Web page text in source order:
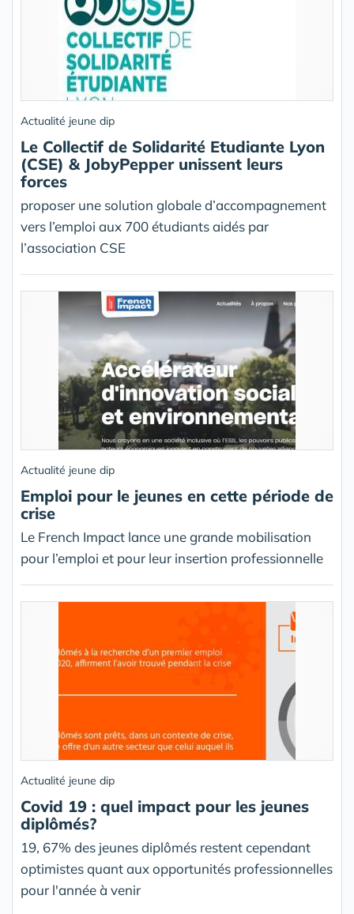
Actualité jeune dip
Le Collectif de Solidarité Etudiante Lyon
(CSE) & JobyPepper unissent leurs
forces
proposer une solution globale d’accompagnement
vers l’emploi aux 700 étudiants aidés par
l’association CSE
Actualité jeune dip
Emploi pour le jeunes en cette période de
crise
Le French Impact lance une grande mobilisation
pour l’emploi et pour leur insertion professionnelle
Actualité jeune dip
Covid 19 : quel impact pour les jeunes
diplômés?
19, 67% des jeunes diplômés restent cependant
optimistes quant aux opportunités professionnelles
pour l'année à venir